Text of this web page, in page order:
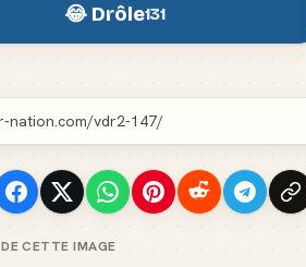
😂 Drôle131
CETTE IMAGE